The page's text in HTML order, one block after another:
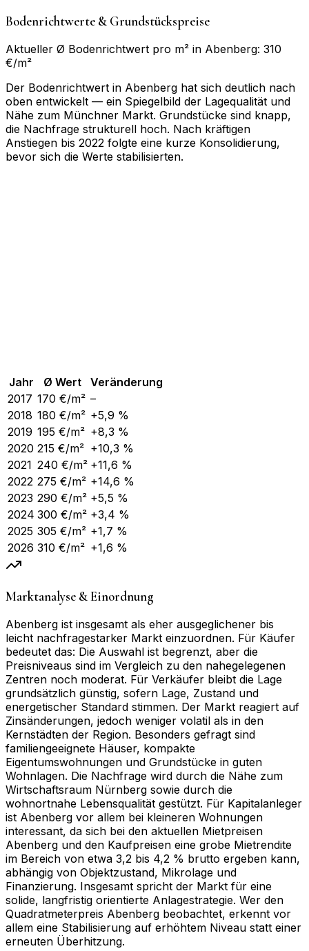
Bodenrichtwerte & Grundstückspreise
Aktueller Ø Bodenrichtwert pro m² in Abenberg: 310
€/m²
Der Bodenrichtwert in Abenberg hat sich deutlich nach
oben entwickelt — ein Spiegelbild der Lagequalität und
Nähe zum Münchner Markt. Grundstücke sind knapp,
die Nachfrage strukturell hoch. Nach kräftigen
Anstiegen bis 2022 folgte eine kurze Konsolidierung,
bevor sich die Werte stabilisierten.
Jahr Ø Wert
Veränderung
2017 170 €/m² –
2018 180 €/m² +5,9 %
2019 195 €/m² +8,3 %
2020 215 €/m² +10,3 %
2021 240 €/m² +11,6 %
2022 275 €/m² +14,6 %
2023 290 €/m² +5,5 %
2024 300 €/m² +3,4 %
2025 305 €/m² +1,7 %
2026 310 €/m² +1,6 %
Marktanalyse & Einordnung
Abenberg ist insgesamt als eher ausgeglichener bis
leicht nachfragestarker Markt einzuordnen. Für Käufer
bedeutet das: Die Auswahl ist begrenzt, aber die
Preisniveaus sind im Vergleich zu den nahegelegenen
Zentren noch moderat. Für Verkäufer bleibt die Lage
grundsätzlich günstig, sofern Lage, Zustand und
energetischer Standard stimmen. Der Markt reagiert auf
Zinsänderungen, jedoch weniger volatil als in den
Kernstädten der Region. Besonders gefragt sind
familiengeeignete Häuser, kompakte
Eigentumswohnungen und Grundstücke in guten
Wohnlagen. Die Nachfrage wird durch die Nähe zum
Wirtschaftsraum Nürnberg sowie durch die
wohnortnahe Lebensqualität gestützt. Für Kapitalanleger
ist Abenberg vor allem bei kleineren Wohnungen
interessant, da sich bei den aktuellen Mietpreisen
Abenberg und den Kaufpreisen eine grobe Mietrendite
im Bereich von etwa 3,2 bis 4,2 % brutto ergeben kann,
abhängig von Objektzustand, Mikrolage und
Finanzierung. Insgesamt spricht der Markt für eine
solide, langfristig orientierte Anlagestrategie. Wer den
Quadratmeterpreis Abenberg beobachtet, erkennt vor
allem eine Stabilisierung auf erhöhtem Niveau statt einer
erneuten Überhitzung.